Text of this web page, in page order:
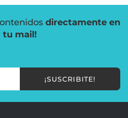
directamente en
tu mail!
¡SUSCRIBITE!